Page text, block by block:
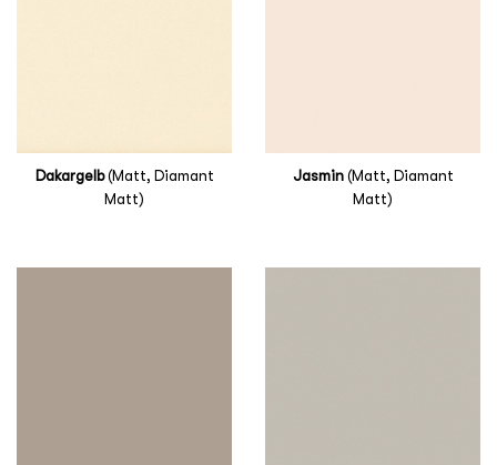
Dakargelb(Matt, Diamant
Matt)
Jasmin(Matt, Diamant
Matt)